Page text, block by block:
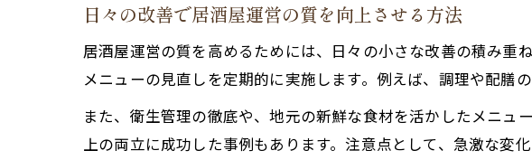
日々の改善で居酒屋運営の質を向上させる方法
居酒屋運営の質を高めるためには、日々の小さな改善の積み重
メニューの見直しを定期的に実施します。例えば、調理や配膳
また、衛生管理の徹底や、地元の新鮮な食材を活かしたメニ
上の両立に成功した事例もあります。注意点として、急激な変